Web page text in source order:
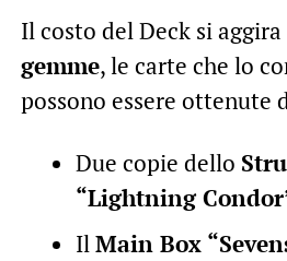
Il costo del Deck si
gemme, le carte che lo
possono essere ottenute
Due copie dello
“Lightning
IlMain Box